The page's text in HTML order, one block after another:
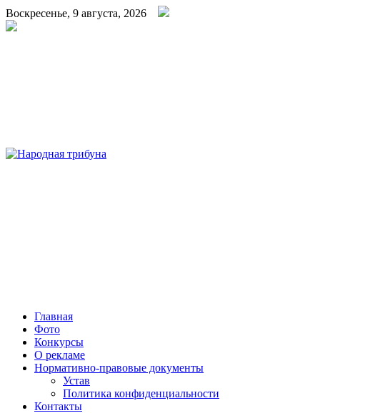
Воскресенье, 9 августа, 2026
Главная
Фото
Конкурсы
О рекламе
Нормативно-правовые документы
Устав
Политика конфиденциальности
Контакты